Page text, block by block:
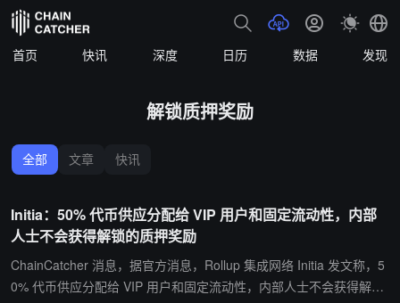
首页 快讯 深度 日历 数据 发现
解锁质押奖励
全部 文章 快讯
Initia：50% 代币供应分配给 VIP 用户和固定流动性，内部
人士不会获得解锁的质押奖励
ChainCatcher 消息，据官方消息，Rollup 集成网络 Initia 发文称，5
0% 代币供应分配给 VIP 用户和固定流动性，内部人士不会获得解锁